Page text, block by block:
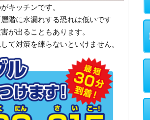
キッチンです。
階に水漏れする恐れは低いです
が出ることもあります。
て対策を練らないといけません。